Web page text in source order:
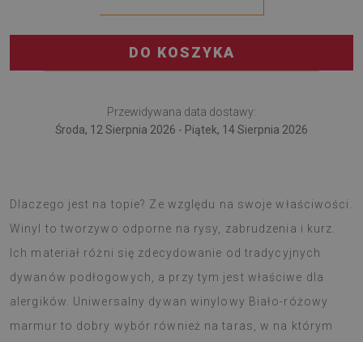
DO KOSZYKA
Przewidywana data dostawy:
Środa, 12 Sierpnia 2026 - Piątek, 14 Sierpnia 2026
Dlaczego jest na topie? Ze względu na swoje właściwości.
Winyl to tworzywo odporne na rysy, zabrudzenia i kurz.
Ich materiał różni się zdecydowanie od tradycyjnych
dywanów podłogowych, a przy tym jest właściwe dla
alergików. Uniwersalny dywan winylowy Biało-różowy
marmur to dobry wybór również na taras, w na którym